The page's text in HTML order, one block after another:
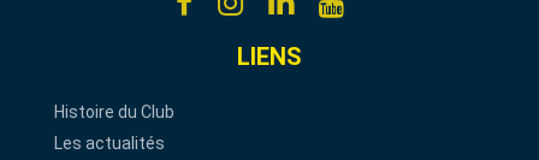
LIENS
Histoire du Club
Les actualités